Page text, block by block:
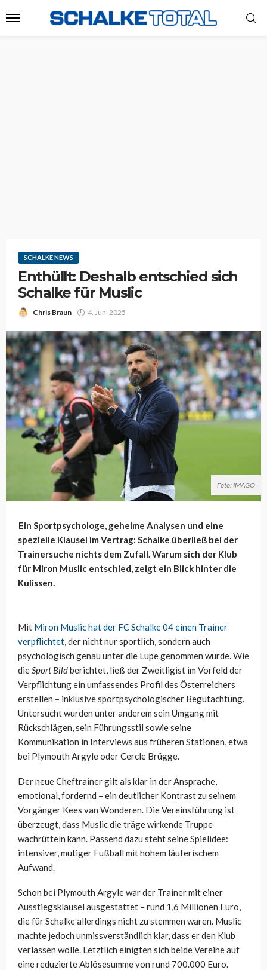
SCHALKE NEWS
Enthüllt: Deshalb entschied sich
Schalke für Muslic
Chris Braun 4. Juni 2025
Foto: IMAGO
Ein Sportpsychologe, geheime Analysen und eine
spezielle Klausel im Vertrag: Schalke überließ bei der
Trainersuche nichts dem Zufall. Warum sich der Klub
für Miron Muslic entschied, zeigt ein Blick hinter die
Kulissen.
Mit Miron Muslic hat der FC Schalke 04 einen Trainer
verpflichtet, der nicht nur sportlich, sondern auch
psychologisch genau unter die Lupe genommen wurde. Wie
dieSport Bildberichtet, ließ der Zweitligist im Vorfeld der
Verpflichtung ein umfassendes Profil des Österreichers
erstellen – inklusive sportpsychologischer Begutachtung.
Untersucht wurden unter anderem sein Umgang mit
Rückschlägen, sein Führungsstil sowie seine
Kommunikation in Interviews aus früheren Stationen, etwa
bei Plymouth Argyle oder Cercle Brügge.
Der neue Cheftrainer gilt als klar in der Ansprache,
emotional, fordernd – ein deutlicher Kontrast zu seinem
Vorgänger Kees van Wonderen. Die Vereinsführung ist
überzeugt, dass Muslic die träge wirkende Truppe
wachrütteln kann. Passend dazu steht seine Spielidee:
intensiver, mutiger Fußball mit hohem läuferischem
Aufwand.
Schon bei Plymouth Argyle war der Trainer mit einer
Ausstiegsklausel ausgestattet – rund 1,6 Millionen Euro,
die für Schalke allerdings nicht zu stemmen waren. Muslic
machte jedoch unmissverständlich klar, dass er den Klub
verlassen wolle. Letztlich einigten sich beide Vereine auf
eine reduzierte Ablösesumme von rund 700.000 Euro.